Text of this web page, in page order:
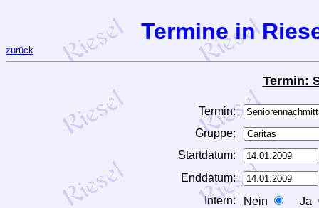
Termine in
zurück
Termin:
Termin:
Gruppe:
Startdatum:
Enddatum:
Intern:
Nein
Ja